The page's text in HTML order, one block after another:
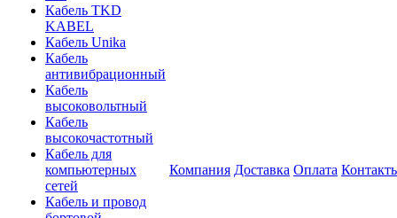
Кабель TKD
KABEL
Кабель Unika
Кабель
антивибрационный
Кабель
высоковольтный
Кабель
высокочастотный
Кабель для
компьютерных
сетей
Кабель и провод
Компания Доставка Оплата